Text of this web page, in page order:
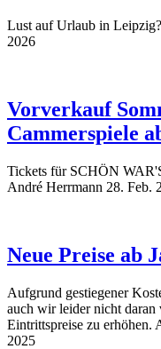
Lust auf Urlaub in
2026
Vorverkauf
Cammerspiele
Tickets für SCHÖN
André Herrmann 28. Feb.
Neue Preise ab
Aufgrund gestiegener
auch wir leider nicht daran
Eintrittspreise zu erhöhen.
2025